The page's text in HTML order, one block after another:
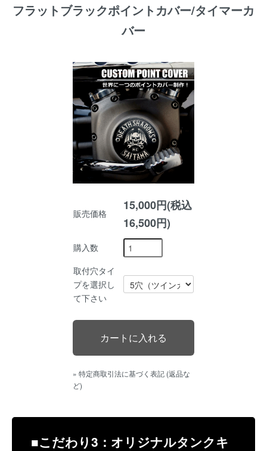
フラットブラックポイントカバー/タイマーカ
バー
販売価格
15,000円(税込
16,500円)
購入数
取付穴タイ
プを選択し
て下さい
» 特定商取引法に基づく表記 (返品な
ど)
■こだわり3：オリジナルタンクキ